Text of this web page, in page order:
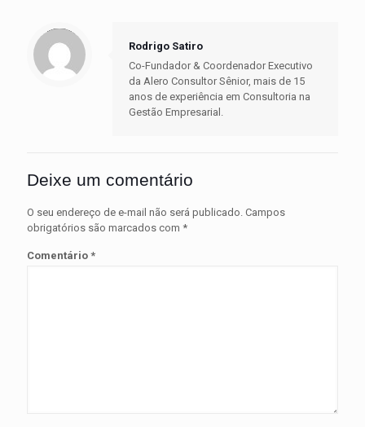
Warning
: Trying to access array offset on value of type null in
/home/gzjjwoy1/public_html/wp-content/themes/betheme/includes/content-single.php
on line286
Rodrigo Satiro
Co-Fundador & Coordenador Executivo
da Alero Consultor Sênior, mais de 15
anos de experiência em Consultoria na
Gestão Empresarial.
Deixe um comentário
O seu endereço de e-mail não será publicado. Campos
obrigatórios são marcados com *
Comentário *